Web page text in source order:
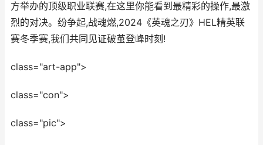
方举办的顶级职业联赛,在这里你能看到最精彩的操作,最激
烈的对决。纷争起,战魂燃,2024《英魂之刃》HEL精英联
赛冬季赛,我们共同见证破茧登峰时刻!
class="art-app">
class="con">
class="pic">